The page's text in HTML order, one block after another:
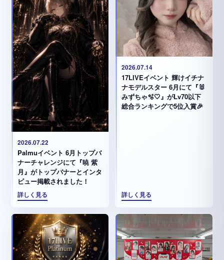
2026.07.22
Palmuイベント 6月トップバ
ナーチャレンジにて『暁 紫
月』がトップバナーとインタ
ビュー掲載されました！
詳しく見る
2026.07.14
17LIVEイベント 輝けイチナ
ナモデルスター 6月にて『🐰
みずちゃ️🫧🤍』がLv70以下
総合ランキングで5位入賞🎉
詳しく見る